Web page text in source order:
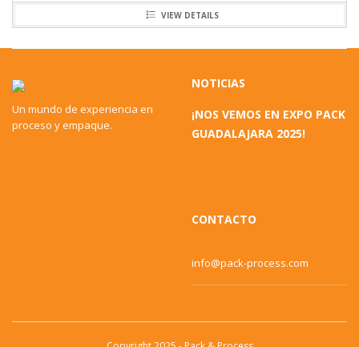
VIEW DETAILS
Un mundo de experiencia en
proceso y empaque.
NOTICIAS
¡NOS VEMOS EN EXPO PACK
GUADALAJARA 2025!
CONTACTO
info@pack-process.com